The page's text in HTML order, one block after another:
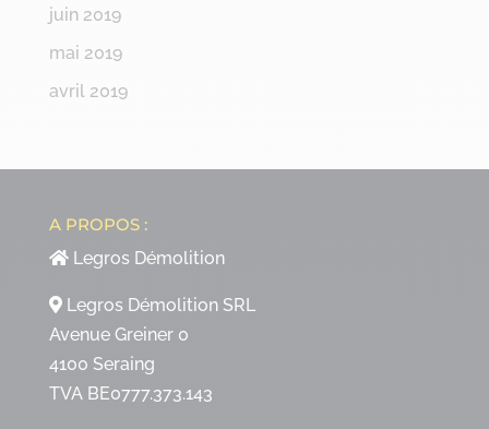
juin 2019
mai 2019
avril 2019
A PROPOS :
Legros Démolition
Legros Démolition SRL
Avenue Greiner 0
4100 Seraing
TVA BE0777.373.143